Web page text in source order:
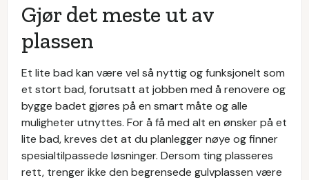
Gjør det meste ut av
plassen
Et lite bad kan være vel så nyttig og funksjonelt som
et stort bad, forutsatt at jobben med å renovere og
bygge badet gjøres på en smart måte og alle
muligheter utnyttes. For å få med alt en ønsker på et
lite bad, kreves det at du planlegger nøye og finner
spesialtilpassede løsninger. Dersom ting plasseres
rett, trenger ikke den begrensede gulvplassen være